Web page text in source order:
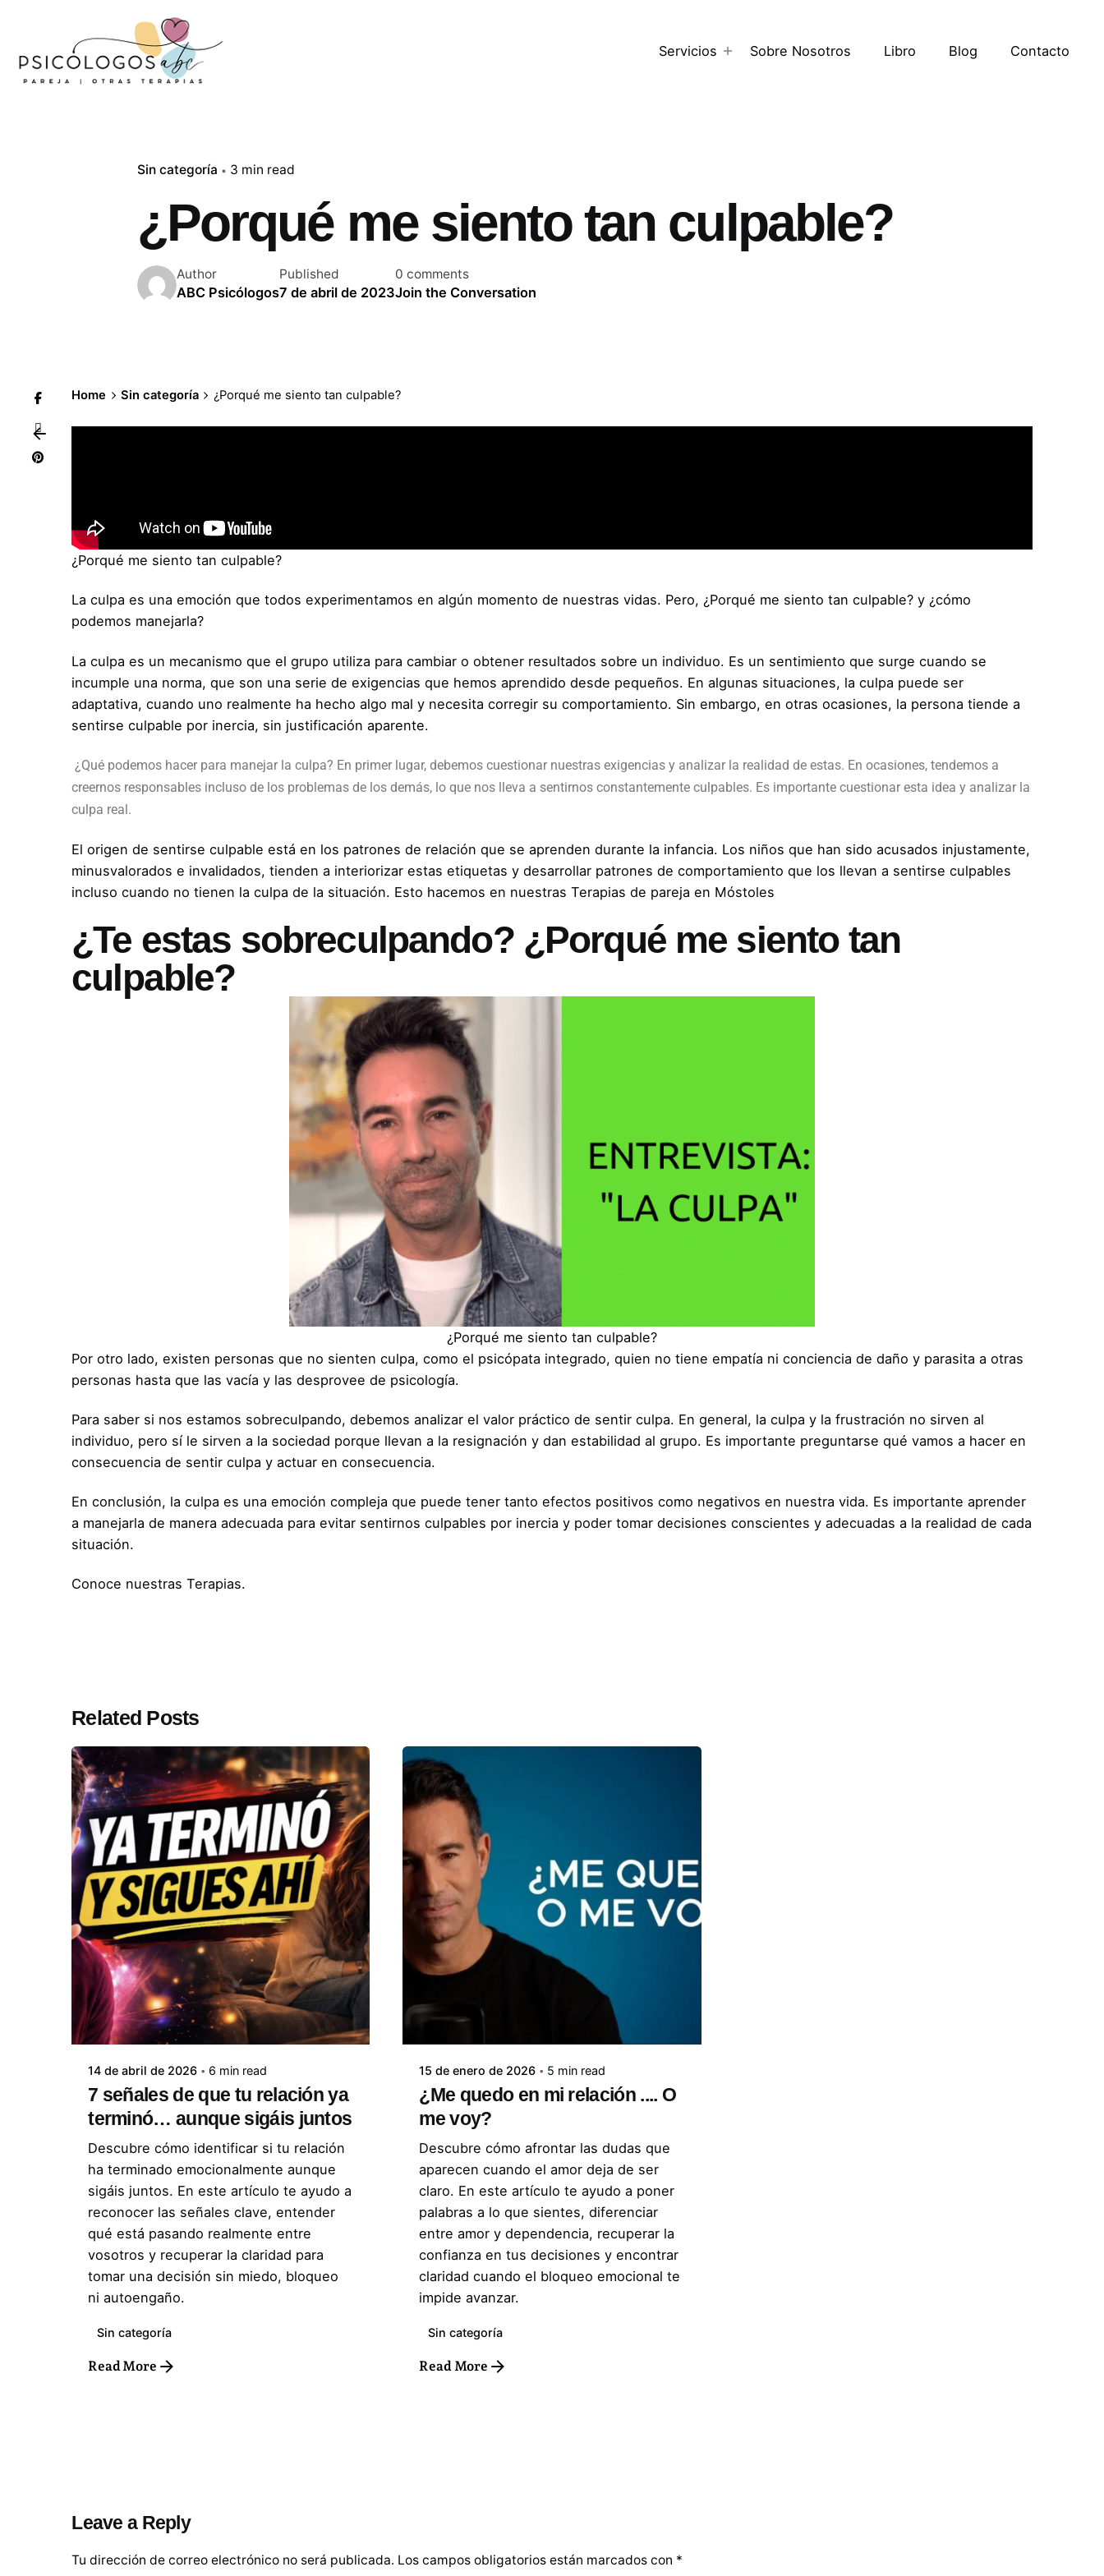
Servicios Sobre Nosotros Libro Blog Contacto
Sin categoría 3 min read
¿Porqué me siento tan culpable?
Author
ABC Psicólogos
Published
7 de abril de 2023
0 comments
Join the Conversation
Home Sin categoría ¿Porqué me siento tan culpable?
¿Porqué me siento tan culpable?
La culpa es una emoción que todos experimentamos en algún momento de nuestras vidas. Pero, ¿Porqué me siento tan culpable? y ¿cómo
podemos manejarla?
La culpa es un mecanismo que el grupo utiliza para cambiar o obtener resultados sobre un individuo. Es un sentimiento que surge cuando se
incumple una norma, que son una serie de exigencias que hemos aprendido desde pequeños. En algunas situaciones, la culpa puede ser
adaptativa, cuando uno realmente ha hecho algo mal y necesita corregir su comportamiento. Sin embargo, en otras ocasiones, la persona tiende a
sentirse culpable por inercia, sin justificación aparente.
¿Qué podemos hacer para manejar la culpa? En primer lugar, debemos cuestionar nuestras exigencias y analizar la realidad de estas. En ocasiones, tendemos a
creernos responsables incluso de los problemas de los demás, lo que nos lleva a sentirnos constantemente culpables. Es importante cuestionar esta idea y analizar la
culpa real.
El origen de sentirse culpable está en los patrones de relación que se aprenden durante la infancia. Los niños que han sido acusados injustamente,
minusvalorados e invalidados, tienden a interiorizar estas etiquetas y desarrollar patrones de comportamiento que los llevan a sentirse culpables
incluso cuando no tienen la culpa de la situación. Esto hacemos en nuestrasTerapias de pareja en Móstoles
¿Te estas sobreculpando? ¿Porqué me siento tan
culpable?
¿Porqué me siento tan culpable?
Por otro lado, existen personas que no sienten culpa, como el psicópata integrado, quien no tiene empatía ni conciencia de daño y parasita a otras
personas hasta que las vacía y las desprovee de psicología.
Para saber si nos estamos sobreculpando, debemos analizar el valor práctico de sentir culpa. En general, la culpa y la frustración no sirven al
individuo, pero sí le sirven a la sociedad porque llevan a la resignación y dan estabilidad al grupo. Es importante preguntarse qué vamos a hacer en
consecuencia de sentir culpa y actuar en consecuencia.
En conclusión, la culpa es una emoción compleja que puede tener tanto efectos positivos como negativos en nuestra vida. Es importante aprender
a manejarla de manera adecuada para evitar sentirnos culpables por inercia y poder tomar decisiones conscientes y adecuadas a la realidad de cada
situación.
Conoce nuestras Terapias.
Related Posts
Posted by
ABC Psicólogos
14 de abril de 2026 6 min read
7 señales de que tu relación ya
terminó… aunque sigáis juntos
Descubre cómo identificar si tu relación
ha terminado emocionalmente aunque
sigáis juntos. En este artículo te ayudo a
reconocer las señales clave, entender
qué está pasando realmente entre
vosotros y recuperar la claridad para
tomar una decisión sin miedo, bloqueo
ni autoengaño.
Sin categoría
Read More
ABC Psicólogos
15 de enero de 2026 5 min read
¿Me quedo en mi relación .... O
me voy?
Descubre cómo afrontar las dudas que
aparecen cuando el amor deja de ser
claro. En este artículo te ayudo a poner
palabras a lo que sientes, diferenciar
entre amor y dependencia, recuperar la
confianza en tus decisiones y encontrar
claridad cuando el bloqueo emocional te
impide avanzar.
Sin categoría
Read More
Leave a Reply
Tu dirección de correo electrónico no será publicada. Los campos obligatorios están marcados con *